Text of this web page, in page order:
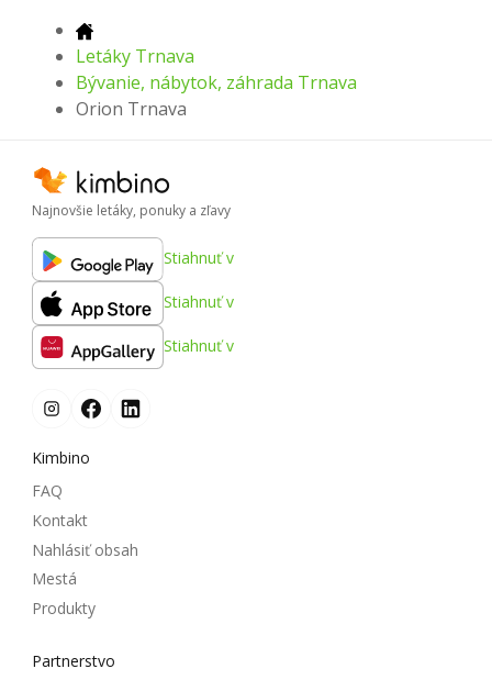
Letáky Trnava
Bývanie, nábytok, záhrada Trnava
Orion Trnava
Najnovšie letáky, ponuky a zľavy
Stiahnuť v
Stiahnuť v
Stiahnuť v
Kimbino
FAQ
Kontakt
Nahlásiť obsah
Mestá
Produkty
Partnerstvo